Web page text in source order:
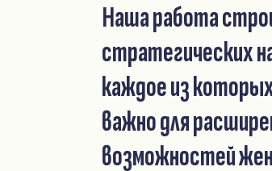
Наша работа
стратегических
каждое из
важно для
возможностей